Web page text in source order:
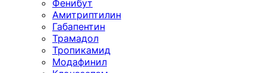
Фенибут
Амитриптилин
Габапентин
Трамадол
Тропикамид
Модафинил